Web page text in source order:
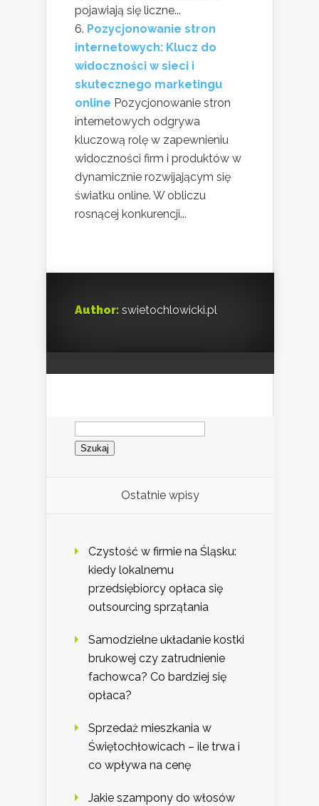
pojawiają się liczne...
Pozycjonowanie stron
internetowych: Klucz do
widoczności w sieci i
skutecznego marketingu
online Pozycjonowanie stron
internetowych odgrywa
kluczową rolę w zapewnieniu
widoczności firm i produktów w
dynamicznie rozwijającym się
światku online. W obliczu
rosnącej konkurencji...
Author: swietochlowicki.pl
Szukaj:
Ostatnie wpisy
Czystość w firmie na Śląsku:
kiedy lokalnemu
przedsiębiorcy opłaca się
outsourcing sprzątania
Samodzielne układanie kostki
brukowej czy zatrudnienie
fachowca? Co bardziej się
opłaca?
Sprzedaż mieszkania w
Świętochłowicach – ile trwa i
co wpływa na cenę
Jakie szampony do włosów